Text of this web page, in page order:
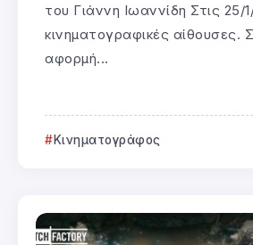
του Γιάννη Ιωαννίδη Στις 25/
κινηματογραφικές
αφορμή...
Κινηματογράφος